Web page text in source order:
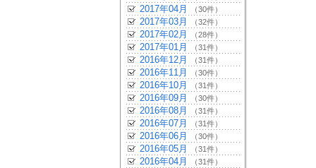
2017年04月 （30件）
2017年03月 （32件）
2017年02月 （28件）
2017年01月 （31件）
2016年12月 （31件）
2016年11月 （30件）
2016年10月 （31件）
2016年09月 （30件）
2016年08月 （31件）
2016年07月 （31件）
2016年06月 （30件）
2016年05月 （31件）
2016年04月 （31件）